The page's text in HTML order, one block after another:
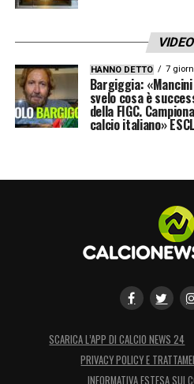
VIDEO
HANNO DETTO 7
Bargiggia:
svelo cosa è
della FIGC.
calcio italiano»
SCARICA L’APP DI CALCIO NEWS 24
PRIVACY POLICY E
INFORMATIVA ESTESA SUI